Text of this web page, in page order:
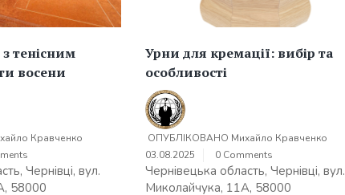
тенісним
восени
Кравченко
Чернівці, вул.
58000
Урни для кремації: вибір та
особливості
ОПУБЛІКОВАНО Михайло Кравченко
03.08.2025
0 Comments
Чернівецька область, Чернівці, вул.
Миколайчука, 11А, 58000